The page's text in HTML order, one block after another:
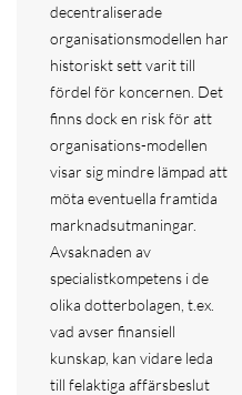
decentraliserade
organisationsmodellen har
historiskt sett varit till
fördel för koncernen. Det
finns dock en risk för att
organisations-modellen
visar sig mindre lämpad att
möta eventuella framtida
marknadsutmaningar.
Avsaknaden av
specialistkompetens i de
olika dotterbolagen, t.ex.
vad avser finansiell
kunskap, kan vidare leda
till felaktiga affärsbeslut